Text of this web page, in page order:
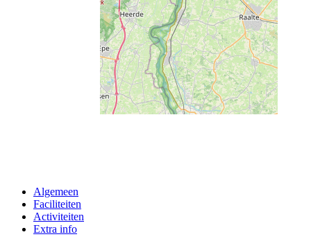
Algemeen
Faciliteiten
Activiteiten
Extra info